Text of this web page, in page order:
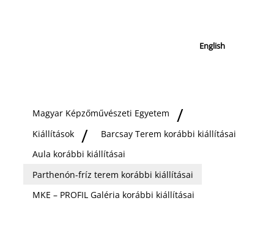
English
Magyar Képzőművészeti Egyetem
Kiállítások
Barcsay Terem korábbi kiállításai
Aula korábbi kiállításai
Parthenón-fríz terem korábbi kiállításai
MKE – PROFIL Galéria korábbi kiállításai